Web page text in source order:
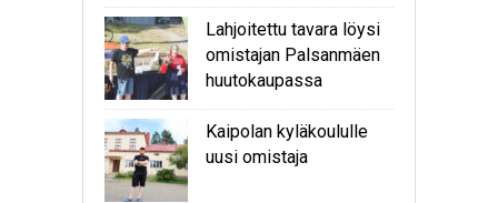
Lahjoitettu tavara löysi
omistajan Palsanmäen
huutokaupassa
Kaipolan kyläkoululle
uusi omistaja